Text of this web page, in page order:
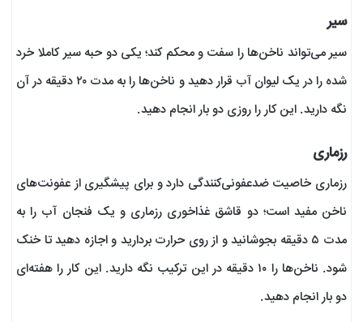
سیر
سیر می‌تواند ناخن‌ها را سفت و محکم کند؛ یکی دو حبه سیر کاملا خرد
شده را در یک لیوان آب قرار دهید و ناخن‌ها را به مدت ۲۰ دقیقه در آن
نگه دارید. این کار را روزی دو بار انجام دهید.
رزماری
رزماری خاصیت ضدعفونی‌کنندگی دارد و برای پیشگیری از عفونت‌های
ناخن مفید است؛ دو قاشق غذاخوری رزماری و یک فنجان آب را به
مدت ۵ دقیقه بجوشانید و از روی حرارت بردارید و اجازه دهید تا خنک
شود. ناخن‌ها را ۱۰ دقیقه در این ترکیب نگه دارید. این کار را هفته‌ای
دو بار انجام دهید.